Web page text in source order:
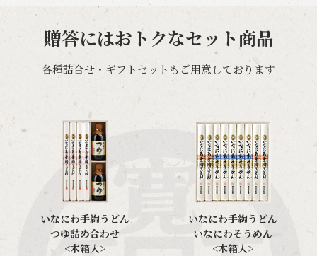
贈答にはおトクなセット商品
各種詰合せ・ギフトセットもご用意しております
いなにわ手綯うどん
つゆ詰め合わせ
<木箱入>
いなにわ手綯うどん
いなにわそうめん
<木箱入>